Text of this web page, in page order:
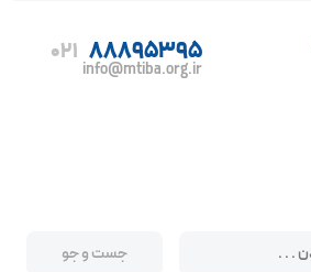
021 88895395
info@mtiba.org.ir